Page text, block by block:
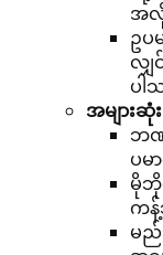
အလို
ဥပ
လျှ
ပါ
အများ
ဘဏ်
ပမ
မိုဘို
ကန့်
မည်